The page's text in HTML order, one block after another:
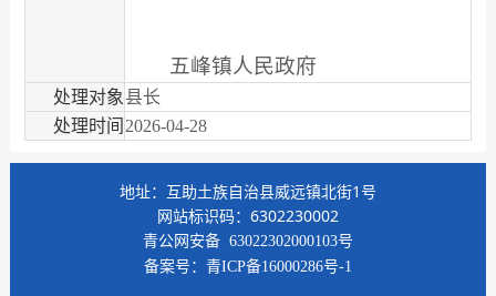
五峰镇人民政府
处理对象 县长
处理时间 2026-04-28
地址：互助土族自治县威远镇北街1号
网站标识码：6302230002
青公网安备63022302000103号
备案号： 青ICP备16000286号-1